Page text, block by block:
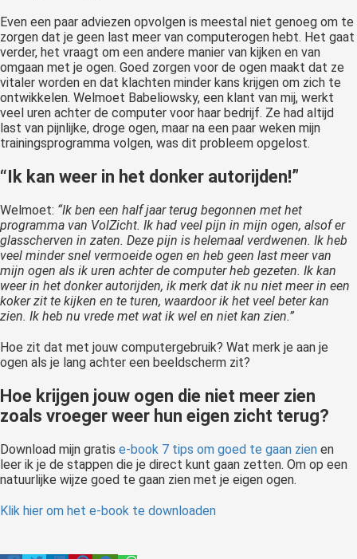
Even een paar adviezen opvolgen is meestal niet genoeg om te
zorgen dat je geen last meer van computerogen hebt. Het gaat
verder, het vraagt om een andere manier van kijken en van
omgaan met je ogen. Goed zorgen voor de ogen maakt dat ze
vitaler worden en dat klachten minder kans krijgen om zich te
ontwikkelen. Welmoet Babeliowsky, een klant van mij, werkt
veel uren achter de computer voor haar bedrijf. Ze had altijd
last van pijnlijke, droge ogen, maar na een paar weken mijn
trainingsprogramma volgen, was dit probleem opgelost.
“Ik kan weer in het donker autorijden!”
Welmoet: “Ik ben een half jaar terug begonnen met het
programma van VolZicht. Ik had veel pijn in mijn ogen, alsof er
glasscherven in zaten. Deze pijn is helemaal verdwenen. Ik heb
veel minder snel vermoeide ogen en heb geen last meer van
mijn ogen als ik uren achter de computer heb gezeten. Ik kan
weer in het donker autorijden, ik merk dat ik nu niet meer in een
koker zit te kijken en te turen, waardoor ik het veel beter kan
zien. Ik heb nu vrede met wat ik wel en niet kan zien.”
Hoe zit dat met jouw computergebruik? Wat merk je aan je
ogen als je lang achter een beeldscherm zit?
Hoe krijgen jouw ogen die niet meer zien
zoals vroeger weer hun eigen zicht terug?
Download mijn gratis e-book 7 tips om goed te gaan zien en
leer ik je de stappen die je direct kunt gaan zetten. Om op een
natuurlijke wijze goed te gaan zien met je eigen ogen.
Klik hier om het e-book te downloaden